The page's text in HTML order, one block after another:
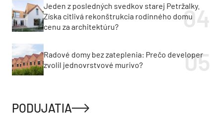
Jeden z posledných svedkov starej Petržalky.
Získa citlivá rekonštrukcia rodinného domu
cenu za architektúru?
Radové domy bez zateplenia: Prečo developer
zvolil jednovrstvové murivo?
PODUJATIA